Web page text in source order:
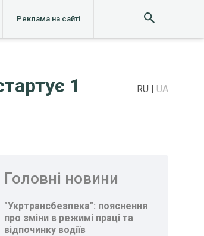
Реклама на сайті
1
RU UA
Головні новини
"Укртрансбезпека": пояснення
про зміни в режимі праці та
відпочинку водіїв